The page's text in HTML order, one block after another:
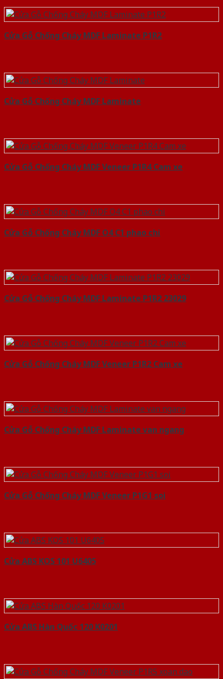
Cửa Gỗ Chống Cháy MDF Laminate P1R2
Cửa Gỗ Chống Cháy MDF Laminate
Cửa Gỗ Chống Cháy MDF Veneer P1R4 Cam xe
Cửa Gỗ Chống Cháy MDF O4 C1 phao chi
Cửa Gỗ Chống Cháy MDF Laminate P1R2 23029
Cửa Gỗ Chống Cháy MDF Veneer P1R2 Cam xe
Cửa Gỗ Chống Cháy MDF Laminate van ngang
Cửa Gỗ Chống Cháy MDF Veneer P1G1 soi
Cửa ABS KOS 101 U6405
Cửa ABS Hàn Quốc 120 K0201